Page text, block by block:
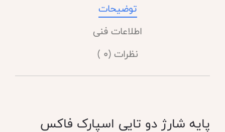
توضیحات
اطلاعات فنی
نظرات (0 )
پایه شارژ دو تایی اسپارک فاکس